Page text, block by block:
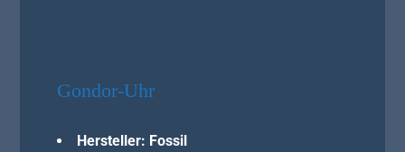
Gondor-Uhr
Hersteller: Fossil